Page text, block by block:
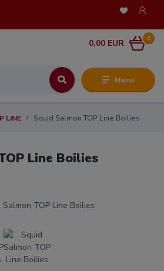
Menu
0
0,00 EUR
LINE Squid Salmon TOP Line Boilies
Line Boilies